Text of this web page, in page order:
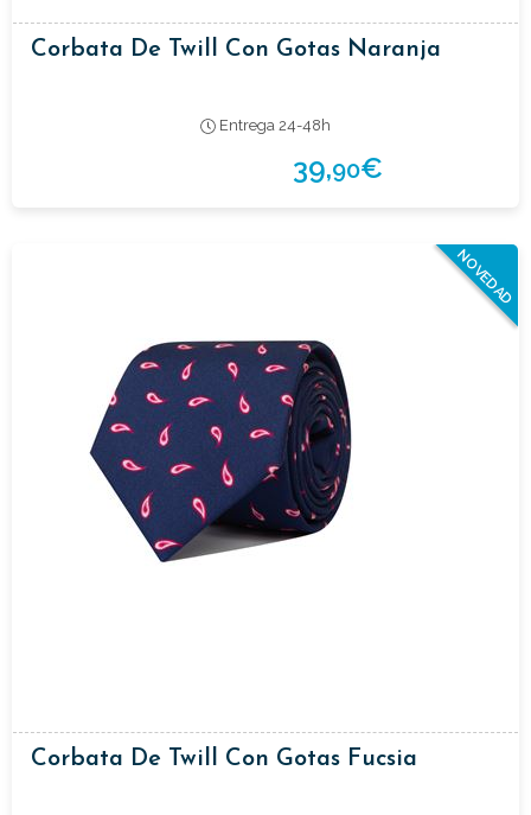
Corbata De Twill Con Gotas Naranja
Entrega 24-48h
39,90€
NOVEDAD
Corbata De Twill Con Gotas Fucsia